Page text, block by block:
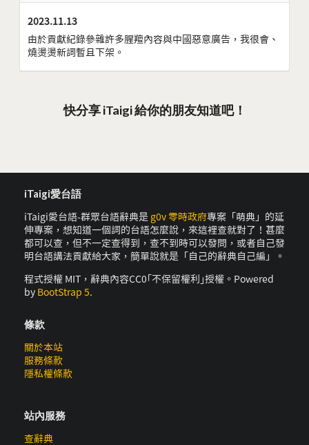
2023.11.13
由於貢獻紀錄參雜許多腥羶內容與中國惡意廣告，我很會、
燒燙燙新詞暫且下架。
快分享 iTaigi 給你的朋友知道吧！
iTaigi愛台語
iTaigi愛台語-群眾台語辭典是 g0v 零時政府專案「萌典」的延
伸專案，想知道一個詞的台語怎麼說，來這裡查就對了！甚麼
都可以查，但不一定查得到，查不到時可以發問，或者自己發
明台語講法貢獻給大家，簡單說就是「自己的辭典自己編」。
程式授權 MIT，辭典內容CC0｢不保留權利｣授權。Powered
by BootStrap 5.
條款
關於本站
服務條款
隱私權條款
站內服務
查辭典